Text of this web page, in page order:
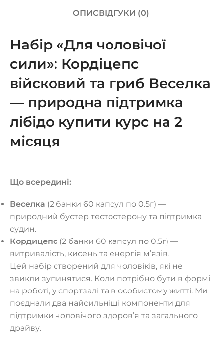
ОПИСВІДГУКИ (0)
Набір «Для чоловічої
сили»: Кордіцепс
війсковий та гриб Веселка
— природна підтримка
лібідо купити курс на 2
місяця
Що всередині:
Веселка (2 банки 60 капсул по 0.5г) —
природний бустер тестостерону та підтримка
судин.
Кордицепс (2 банки 60 капсул по 0.5г) —
витривалість, кисень та енергія м’язів.
Цей набір створений для чоловіків, які не
звикли зупинятися. Коли потрібно бути в формі
на роботі, у спортзалі та в особистому житті. Ми
поєднали два найсильніші компоненти для
підтримки чоловічого здоров’я та загального
драйву.